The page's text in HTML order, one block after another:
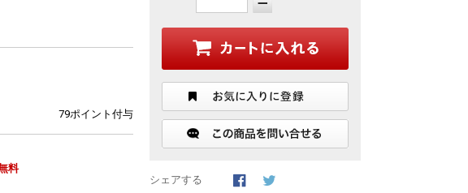
79ポイント付与
料
シェアする